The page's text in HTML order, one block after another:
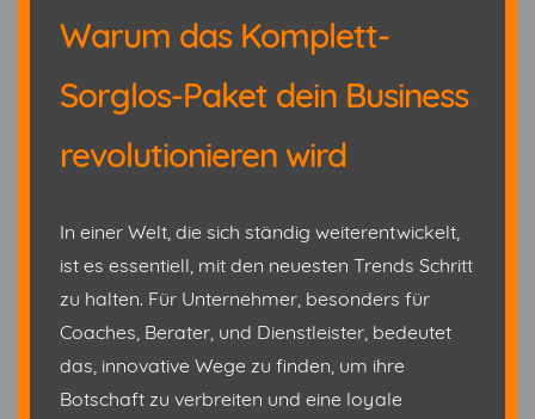
Warum das Komplett-
Sorglos-Paket dein Business
revolutionieren wird
In einer Welt, die sich ständig weiterentwickelt,
ist es essentiell, mit den neuesten Trends Schritt
zu halten. Für Unternehmer, besonders für
Coaches, Berater, und Dienstleister, bedeutet
das, innovative Wege zu finden, um ihre
Botschaft zu verbreiten und eine loyale